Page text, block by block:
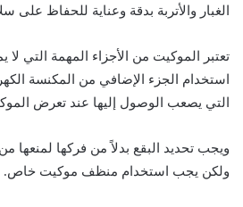
الغبار والأتربة بدقة وعناية للحفاظ على
تعتبر الموكيت من الأجزاء المهمة التي لا
استخدام الجزء الإضافي من المكنسة
التي يصعب الوصول إليها عند تعرض
ويجب تحديد البقع بدلاً من فركها لمنعها
ولكن يجب استخدام منظف موكيت خاص.